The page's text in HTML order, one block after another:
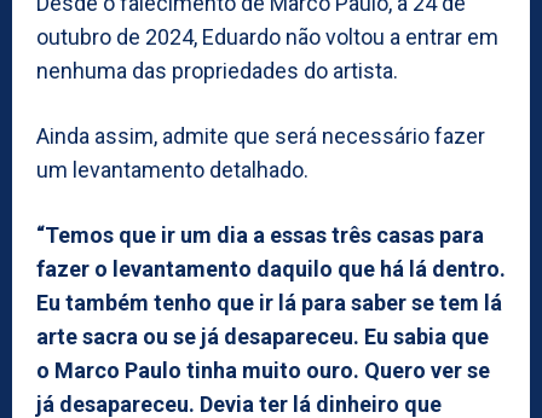
outubro de 2024, Eduardo não voltou a entrar em
nenhuma das propriedades do artista.
Ainda assim, admite que será necessário fazer
um levantamento detalhado.
“Temos que ir um dia a essas três casas para
fazer o levantamento daquilo que há lá dentro.
Eu também tenho que ir lá para saber se tem lá
arte sacra ou se já desapareceu. Eu sabia que
o Marco Paulo tinha muito ouro. Quero ver se
já desapareceu. Devia ter lá dinheiro que